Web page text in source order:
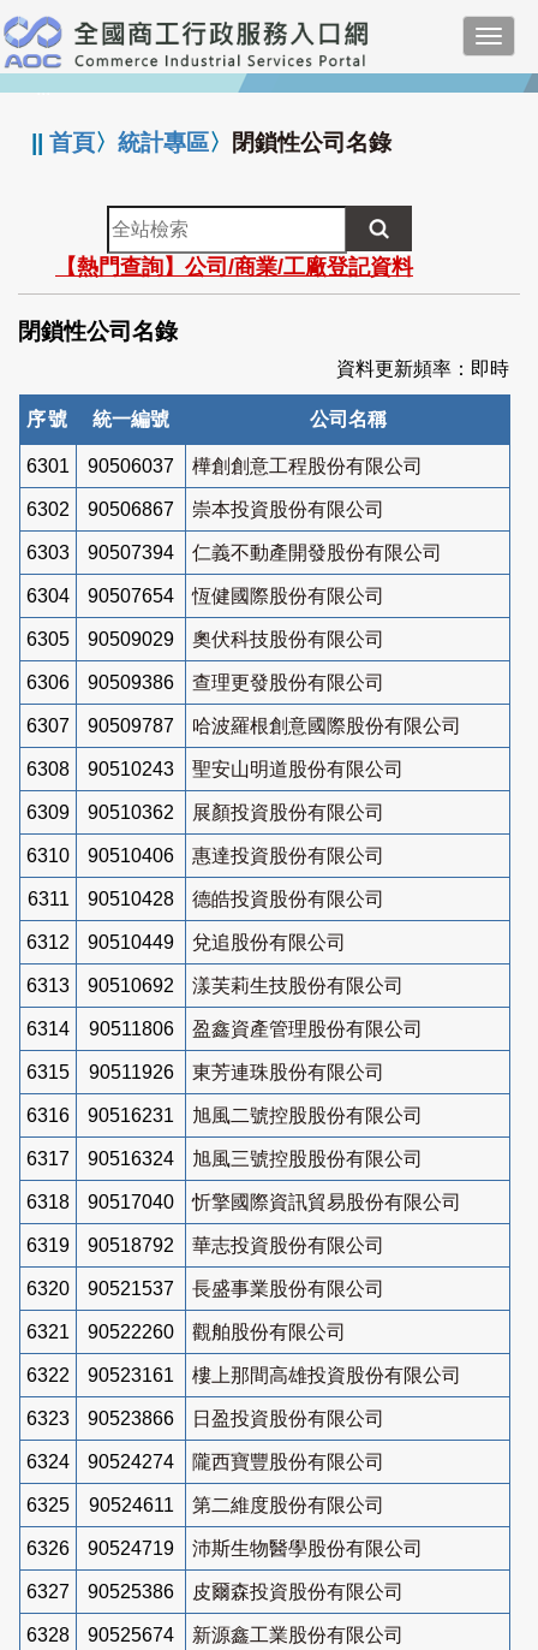
跳
到
主
要
:::
||首頁〉統計專區〉 閉鎖性公司名錄
全
站
檢
索
【熱門查詢】公司/商業/工廠登記資料
閉鎖性公司名錄
資料更新頻率：即時
序號 統一編號 公司名稱
6301 90506037 樺創創意工程股份有限公司
6302 90506867 崇本投資股份有限公司
6303 90507394 仁義不動產開發股份有限公司
6304 90507654 恆健國際股份有限公司
6305 90509029 奧伏科技股份有限公司
6306 90509386 查理更發股份有限公司
6307 90509787 哈波羅根創意國際股份有限公司
6308 90510243 聖安山明道股份有限公司
6309 90510362 展顏投資股份有限公司
6310 90510406 惠達投資股份有限公司
6311 90510428 德皓投資股份有限公司
6312 90510449 兌追股份有限公司
6313 90510692 漾芙莉生技股份有限公司
6314 90511806 盈鑫資產管理股份有限公司
6315 90511926 東芳連珠股份有限公司
6316 90516231 旭風二號控股股份有限公司
6317 90516324 旭風三號控股股份有限公司
6318 90517040 忻擎國際資訊貿易股份有限公司
6319 90518792 華志投資股份有限公司
6320 90521537 長盛事業股份有限公司
6321 90522260 觀舶股份有限公司
6322 90523161 樓上那間高雄投資股份有限公司
6323 90523866 日盈投資股份有限公司
6324 90524274 隴西寶豐股份有限公司
6325 90524611 第二維度股份有限公司
6326 90524719 沛斯生物醫學股份有限公司
6327 90525386 皮爾森投資股份有限公司
6328 90525674 新源鑫工業股份有限公司